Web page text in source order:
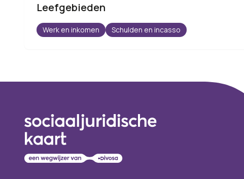
Leefgebieden
Werk en inkomen Schulden en incasso